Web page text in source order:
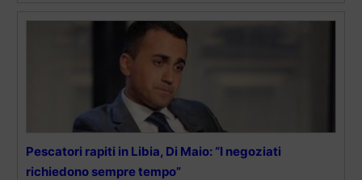
Pescatori rapiti in Libia, Di Maio: “I negoziati
richiedono sempre tempo”